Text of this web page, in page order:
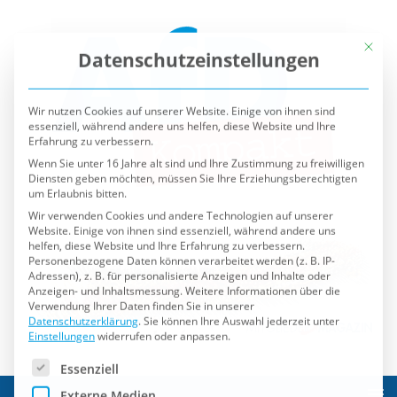
Wir nutzen Cookies auf unserer Website. Einige von ihnen sind
essenziell, während andere uns helfen, diese Website und Ihre
Erfahrung zu verbessern.
Wenn Sie unter 16 Jahre alt sind und Ihre Zustimmung zu freiwilligen
Diensten geben möchten, müssen Sie Ihre Erziehungsberechtigten
um Erlaubnis bitten.
Wir verwenden Cookies und andere Technologien auf unserer
Website. Einige von ihnen sind essenziell, während andere uns
helfen, diese Website und Ihre Erfahrung zu verbessern.
Personenbezogene Daten können verarbeitet werden (z. B. IP-
Adressen), z. B. für personalisierte Anzeigen und Inhalte oder
Anzeigen- und Inhaltsmessung.Weitere Informationen über die
Verwendung Ihrer Daten finden Sie in unserer
Datenschutzerklärung. Sie können Ihre Auswahl jederzeit unter
Einstellungenwiderrufen oder anpassen.
Es folgt eine Liste der Service-Gruppen, für die eine
Externe Medien